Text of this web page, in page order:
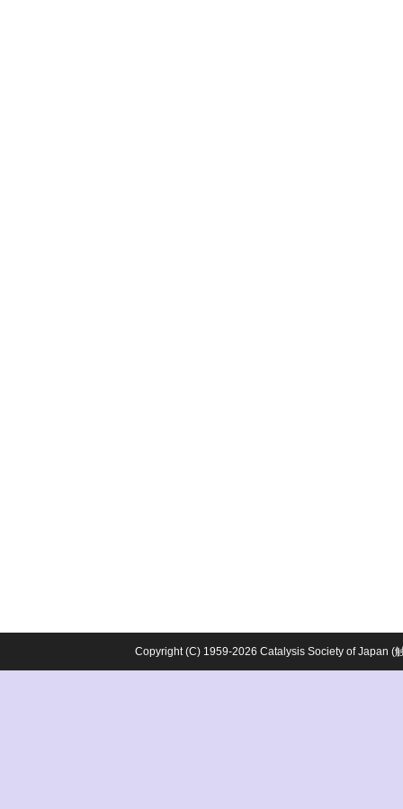
Copyright (C) 1959-2026 Catalysis Society of Japan (